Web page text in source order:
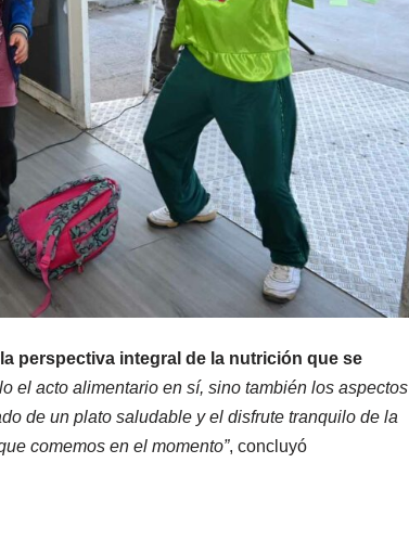
perspectiva integral de la nutrición que se
el acto alimentario en sí, sino también los aspectos
de un plato saludable y el disfrute tranquilo de la
comemos en el momento”, concluyó